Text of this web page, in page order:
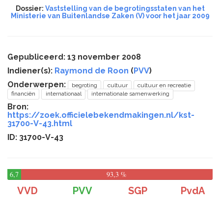
Dossier: Vaststelling van de begrotingsstaten van het
Ministerie van Buitenlandse Zaken (V) voor het jaar 2009
Gepubliceerd: 13 november 2008
Indiener(s): Raymond de Roon (PVV)
Onderwerpen:
begroting cultuur
cultuur en recreatie
financiën
internationaal internationale samenwerking
Bron:
https://zoek.officielebekendmakingen.nl/kst-
31700-V-43.html
ID: 31700-V-43
6,7
93,3 %
VVD PVV SGP
PvdA